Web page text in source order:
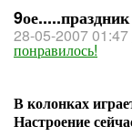
28-05-2007 01:47
понравилось!
В колонках
Настроение